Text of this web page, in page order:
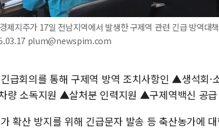
제지주가 17일 전남지역에서 발생한 구제역 관련 긴급 방역대
plum@newspim.com
급회의를 통해 구제역 방역 조치사항인 ▲생석회
량 소독지원 ▲살처분 인력지원 ▲구제역백신 공급
확산 방지를 위해 긴급문자 발송 등 축산농가에